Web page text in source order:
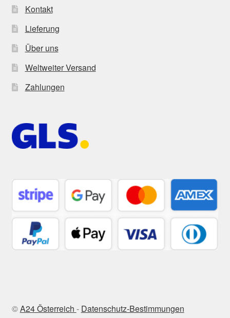
Kontakt
Lieferung
Über uns
Weltweiter Versand
Zahlungen
©A24 Österreich - Datenschutz-Bestimmungen